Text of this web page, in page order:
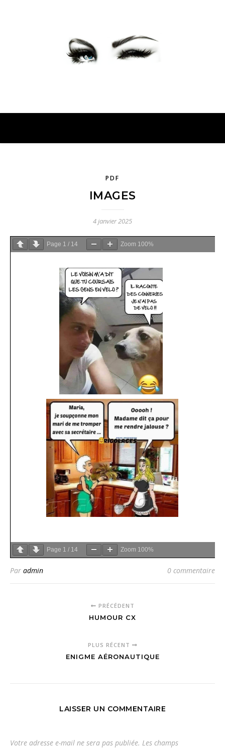
PDF
IMAGES
4 janvier 2025
Page 1 / 14 Zoom 100%
Page 1 / 14 Zoom 100%
Par admin 0 commentaire
PRÉCÉDENT
HUMOUR CX
PLUS RÉCENT
ENIGME AÉRONAUTIQUE
LAISSER UN COMMENTAIRE
Votre adresse e-mail ne sera pas publiée. Les champs